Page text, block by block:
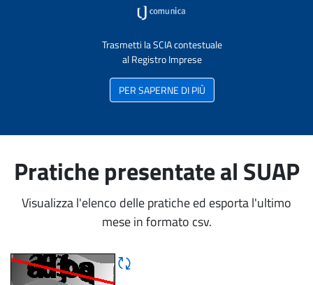
Trasmetti la SCIA contestuale
al Registro Imprese
PER SAPERNE DI PIÙ
Pratiche presentate al SUAP
Visualizza l'elenco delle pratiche ed esporta l'ultimo
mese in formato csv.
Rigene CAPTCHA